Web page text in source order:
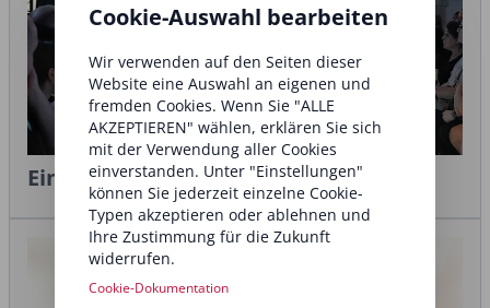
Einblicke in die Zukunft
Cookie-Auswahl bearbeiten
Wir verwenden auf den Seiten dieser
Website eine Auswahl an eigenen und
fremden Cookies. Wenn Sie "ALLE
AKZEPTIEREN" wählen, erklären Sie sich
mit der Verwendung aller Cookies
einverstanden. Unter "Einstellungen"
können Sie jederzeit einzelne Cookie-
Typen akzeptieren oder ablehnen und
Ihre Zustimmung für die Zukunft
widerrufen.
Cookie-Dokumentation